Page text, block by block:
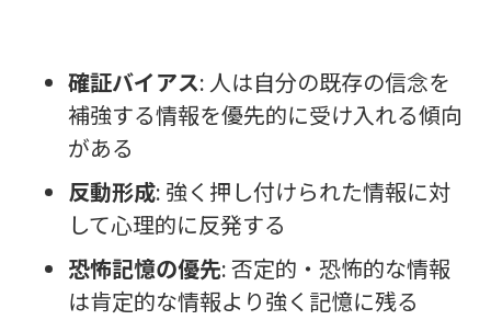
確証バイアス: 人は自分の既存の信念を
補強する情報を優先的に受け入れる傾向
がある
反動形成: 強く押し付けられた情報に対
して心理的に反発する
恐怖記憶の優先: 否定的・恐怖的な情報
は肯定的な情報より強く記憶に残る